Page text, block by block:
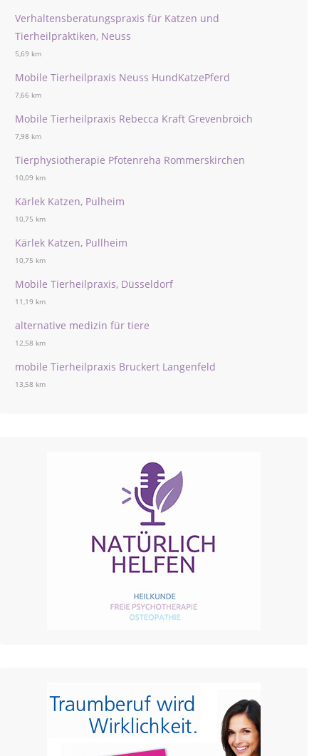
Verhaltensberatungspraxis für Katzen und
Tierheilpraktiken, Neuss
5,69 km
Mobile Tierheilpraxis Neuss HundKatzePferd
7,66 km
Mobile Tierheilpraxis Rebecca Kraft Grevenbroich
7,98 km
Tierphysiotherapie Pfotenreha Rommerskirchen
10,09 km
Kärlek Katzen, Pulheim
10,75 km
Kärlek Katzen, Pullheim
10,75 km
Mobile Tierheilpraxis, Düsseldorf
11,19 km
alternative medizin für tiere
12,58 km
mobile Tierheilpraxis Bruckert Langenfeld
13,58 km